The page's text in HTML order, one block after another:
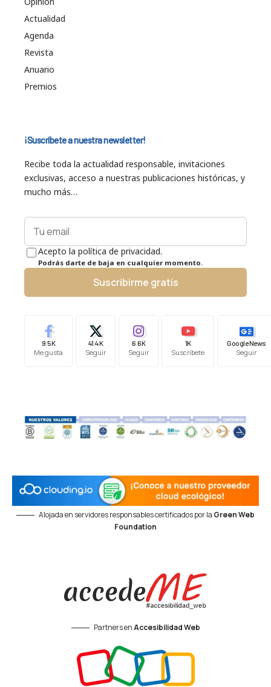
Actualidad
Agenda
Revista
Anuario
Premios
¡Suscríbete a nuestra newsletter!
Recibe toda la actualidad responsable, invitaciones
exclusivas, acceso a nuestras publicaciones históricas, y
mucho más…
Acepto la política de privacidad.
Podrás darte de baja en cualquier momento.
Suscribirme gratis
9.5K
Me gusta
41.4K
Seguir
6.6K
Seguir
1K
Suscríbete
Google News
Seguir
Alojada en servidores responsables certificados por la Green Web
Foundation
Partners enAccesibilidad Web